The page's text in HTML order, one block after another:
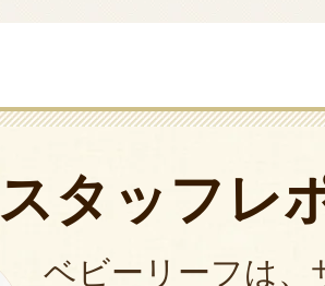
スタッフレ
ベビーリーフは、